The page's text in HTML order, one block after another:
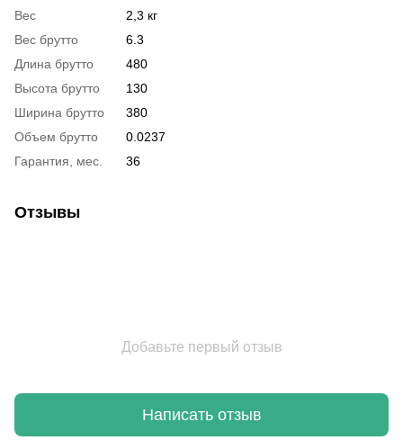
Вес
2,3 кг
Вес брутто
6.3
Длина брутто
480
Высота брутто
130
Ширина брутто
380
Объем брутто
0.0237
Гарантия, мес.
36
Отзывы
Добавьте первый отзыв
Написать отзыв